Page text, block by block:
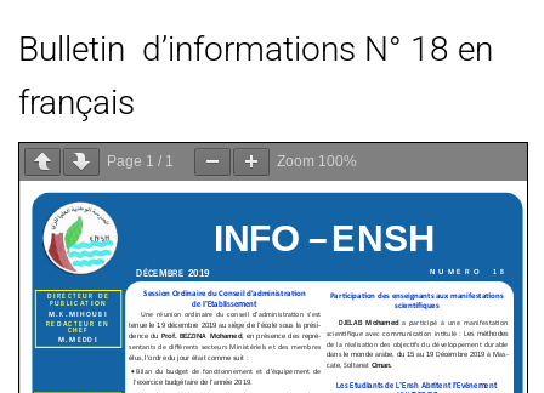
Bulletin d’informations N° 18 en
français
Page 1 / 1 Zoom 100%